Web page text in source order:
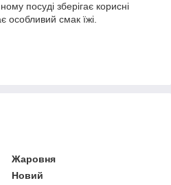
посуді зберігає корисні
особливий смак їжі.
Жаровня
Новий